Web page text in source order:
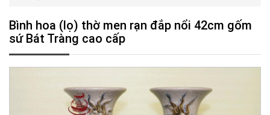
Bình hoa (lọ) thờ men rạn đắp nổi 42cm gốm
sứ Bát Tràng cao cấp